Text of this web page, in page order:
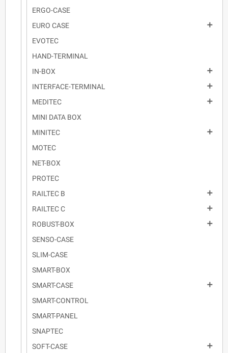
ERGO-CASE
EURO CASE

EVOTEC
HAND-TERMINAL
IN-BOX

INTERFACE-TERMINAL

MEDITEC

MINI DATA BOX
MINITEC

MOTEC
NET-BOX
PROTEC
RAILTEC B

RAILTEC C

ROBUST-BOX

SENSO-CASE
SLIM-CASE
SMART-BOX
SMART-CASE

SMART-CONTROL
SMART-PANEL
SNAPTEC
SOFT-CASE
